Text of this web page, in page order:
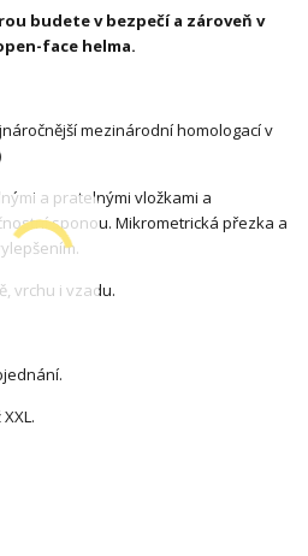
budete v bezpečí a zároveň v
face helma.
mezinárodní homologací v
a pratelnými vložkami a
sponou. Mikrometrická přezka a
vrchu i vzadu.